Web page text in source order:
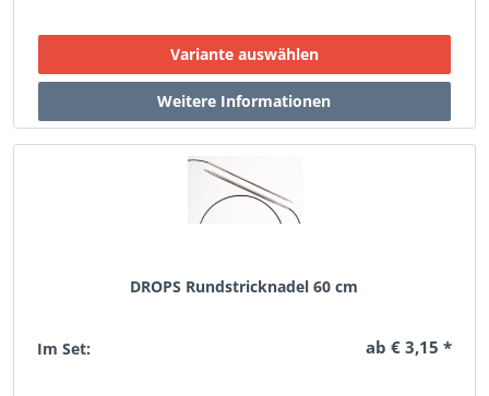
DROPS Rundstricknadel 60 cm
Im Set: ab € 3,15 *